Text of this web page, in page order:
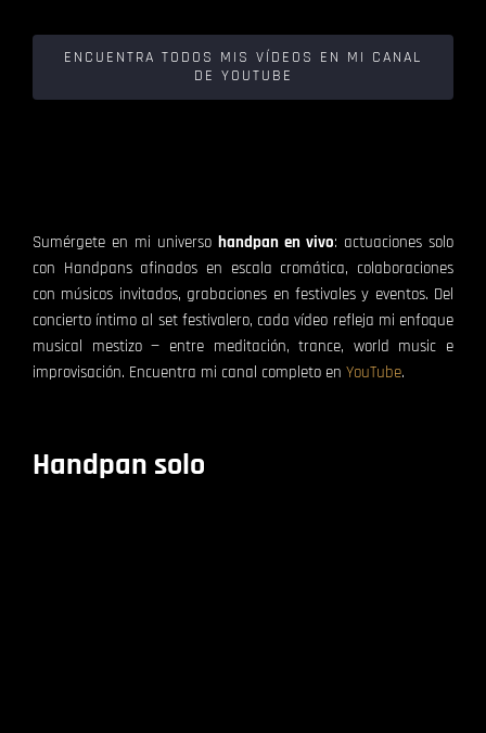
ENCUENTRA TODOS MIS VÍDEOS EN MI CANAL
DE YOUTUBE
Sumérgete en mi universo handpan en vivo: actuaciones solo
con Handpans afinados en escala cromática, colaboraciones
con músicos invitados, grabaciones en festivales y eventos. Del
concierto íntimo al set festivalero, cada vídeo refleja mi enfoque
musical mestizo — entre meditación, trance, world music e
improvisación. Encuentra mi canal completo en YouTube.
Handpan solo